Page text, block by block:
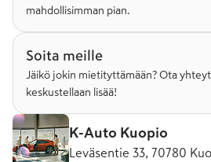
mahdollisimman pian.
Soita meille
Jäikö jokin mietityttämään? Ota
keskustellaan lisää!
K-Auto Kuopio
Leväsentie 33, 70780